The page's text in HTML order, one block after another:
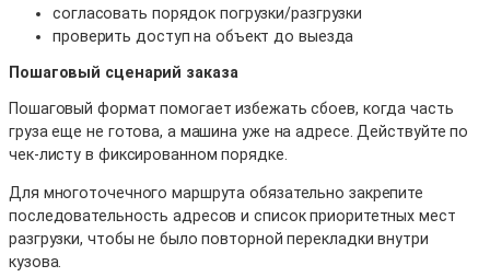
согласовать порядок погрузки/разгрузки
проверить доступ на объект до выезда
Пошаговый сценарий заказа
Пошаговый формат помогает избежать сбоев, когда часть
груза еще не готова, а машина уже на адресе. Действуйте по
чек-листу в фиксированном порядке.
Для многоточечного маршрута обязательно закрепите
последовательность адресов и список приоритетных мест
разгрузки, чтобы не было повторной перекладки внутри
кузова.